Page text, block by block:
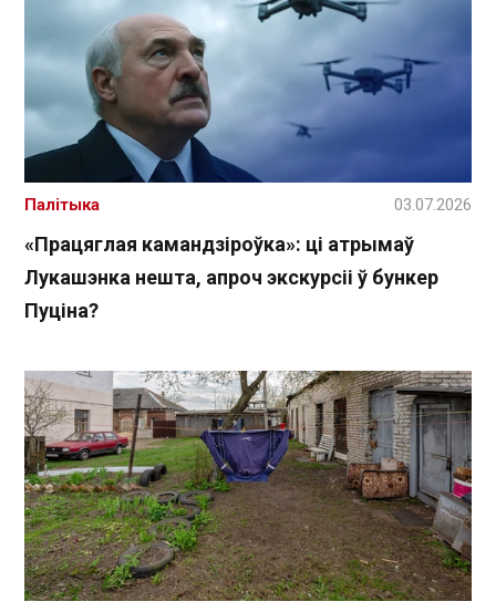
«Працяглая камандзіроўка»: ці атрымаў
Лукашэнка нешта, апроч экскурсіі ў бункер
Пуціна?
Палітыка 03.07.2026